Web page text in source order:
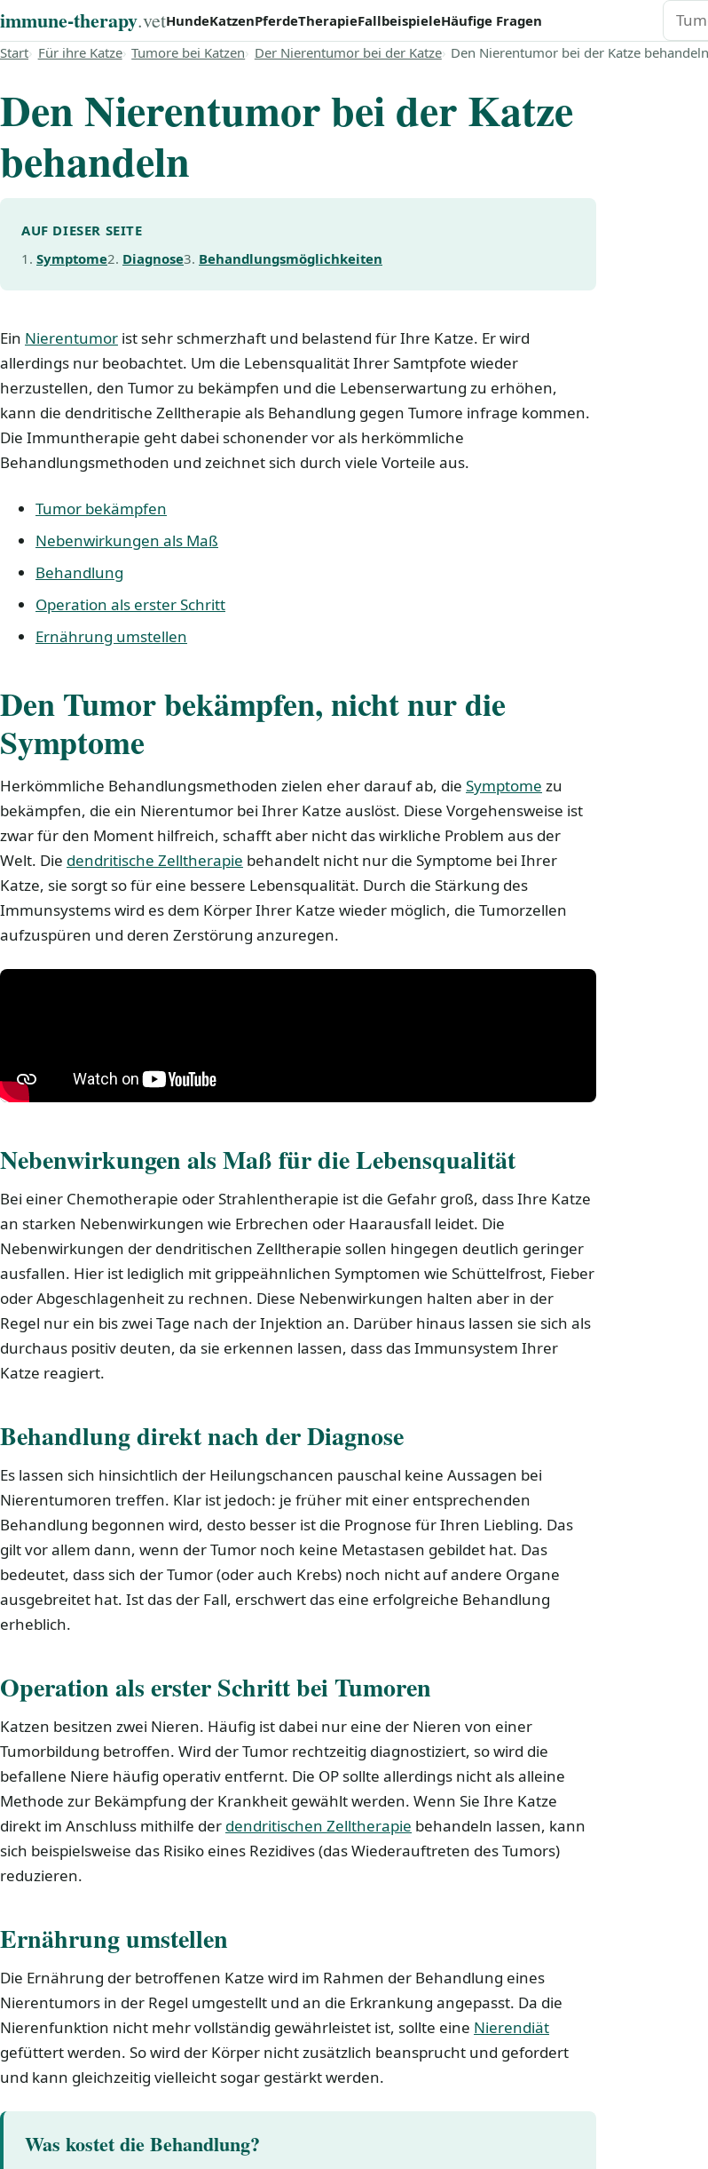
immune‑therapy.vetHundeKatzenPferdeTherapieFallbeispieleHäufige Fragen Suchen
Start Für ihre Katze Tumore bei Katzen Der Nierentumor bei der Katze Den Nierentumor bei der Katze behandeln
Den Nierentumor bei der Katze
behandeln
AUF DIESER SEITE
Symptome
Diagnose Behandlungsmöglichkeiten
Ein Nierentumor ist sehr schmerzhaft und belastend für Ihre Katze. Er wird
allerdings nur beobachtet. Um die Lebensqualität Ihrer Samtpfote wieder
herzustellen, den Tumor zu bekämpfen und die Lebenserwartung zu erhöhen,
kann die dendritische Zelltherapie als Behandlung gegen Tumore infrage kommen.
Die Immuntherapie geht dabei schonender vor als herkömmliche
Behandlungsmethoden und zeichnet sich durch viele Vorteile aus.
Tumor bekämpfen
Nebenwirkungen als Maß
Behandlung
Operation als erster Schritt
Ernährung umstellen
Den Tumor bekämpfen, nicht nur die
Symptome
Herkömmliche Behandlungsmethoden zielen eher darauf ab, die Symptome zu
bekämpfen, die ein Nierentumor bei Ihrer Katze auslöst. Diese Vorgehensweise ist
zwar für den Moment hilfreich, schafft aber nicht das wirkliche Problem aus der
Welt. Die dendritische Zelltherapie behandelt nicht nur die Symptome bei Ihrer
Katze, sie sorgt so für eine bessere Lebensqualität. Durch die Stärkung des
Immunsystems wird es dem Körper Ihrer Katze wieder möglich, die Tumorzellen
aufzuspüren und deren Zerstörung anzuregen.
Nebenwirkungen als Maß für die Lebensqualität
Bei einer Chemotherapie oder Strahlentherapie ist die Gefahr groß, dass Ihre Katze
an starken Nebenwirkungen wie Erbrechen oder Haarausfall leidet. Die
Nebenwirkungen der dendritischen Zelltherapie sollen hingegen deutlich geringer
ausfallen. Hier ist lediglich mit grippeähnlichen Symptomen wie Schüttelfrost, Fieber
oder Abgeschlagenheit zu rechnen. Diese Nebenwirkungen halten aber in der
Regel nur ein bis zwei Tage nach der Injektion an. Darüber hinaus lassen sie sich als
durchaus positiv deuten, da sie erkennen lassen, dass das Immunsystem Ihrer
Katze reagiert.
Behandlung direkt nach der Diagnose
Es lassen sich hinsichtlich der Heilungschancen pauschal keine Aussagen bei
Nierentumoren treffen. Klar ist jedoch: je früher mit einer entsprechenden
Behandlung begonnen wird, desto besser ist die Prognose für Ihren Liebling. Das
gilt vor allem dann, wenn der Tumor noch keine Metastasen gebildet hat. Das
bedeutet, dass sich der Tumor (oder auch Krebs) noch nicht auf andere Organe
ausgebreitet hat. Ist das der Fall, erschwert das eine erfolgreiche Behandlung
erheblich.
Operation als erster Schritt bei Tumoren
Katzen besitzen zwei Nieren. Häufig ist dabei nur eine der Nieren von einer
Tumorbildung betroffen. Wird der Tumor rechtzeitig diagnostiziert, so wird die
befallene Niere häufig operativ entfernt. Die OP sollte allerdings nicht als alleine
Methode zur Bekämpfung der Krankheit gewählt werden. Wenn Sie Ihre Katze
direkt im Anschluss mithilfe der dendritischen Zelltherapie behandeln lassen, kann
sich beispielsweise das Risiko eines Rezidives (das Wiederauftreten des Tumors)
reduzieren.
Ernährung umstellen
Die Ernährung der betroffenen Katze wird im Rahmen der Behandlung eines
Nierentumors in der Regel umgestellt und an die Erkrankung angepasst. Da die
Nierenfunktion nicht mehr vollständig gewährleistet ist, sollte eine Nierendiät
gefüttert werden. So wird der Körper nicht zusätzlich beansprucht und gefordert
und kann gleichzeitig vielleicht sogar gestärkt werden.
Was kostet die Behandlung?